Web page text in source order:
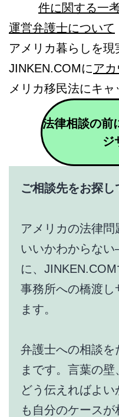
件に関する一
運営弁護士について
アメリカ暮らしを現
JINKEN.COMにア
メリカ移民法にキ
法律相談の前
ジ
ご相談先をお探し
アメリカの法律
いいかわからな
に、
事務所への橋渡し
ます。
弁護士への相談
まです。言葉の
どう伝えればよ
も自分のケース